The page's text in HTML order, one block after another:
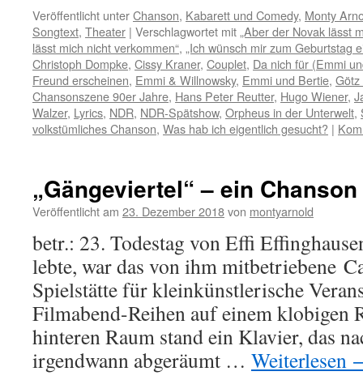
Veröffentlicht unterChanson, Kabarett und Comedy, Monty
Songtext, Theater | Verschlagwortet mit „Aber der Novak lässt
lässt mich nicht verkommen“, „Ich wünsch mir zum Geburtstag
Christoph Dompke, Cissy Kraner, Couplet, Da nich für (Emmi
Freund erscheinen, Emmi & Willnowsky, Emmi und Bertie,
Chansonszene 90er Jahre, Hans Peter Reutter, Hugo Wiener,
Walzer, Lyrics, NDR, NDR-Spätshow, Orpheus in der Unterwelt,
volkstümliches Chanson, Was hab ich eigentlich gesucht? |
„Gängeviertel“ – ein Chanson
Veröffentlicht am 23. Dezember 2018von montyarnold
betr.: 23. Todestag von Effi
lebte, war das von ihm mitbetriebene
Spielstätte für kleinkünstlerische
Filmabend-Reihen auf einem klobigen
hinteren Raum stand ein Klavier, das
irgendwann abgeräumt … Weiterlesen